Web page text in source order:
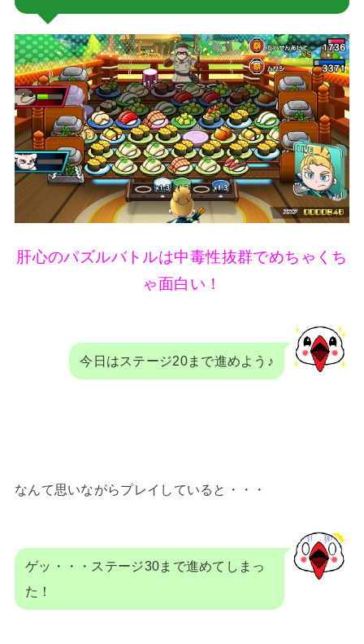
肝心のパズルバトルは中毒性抜群でめちゃくち
ゃ面白い！
今日はステージ20まで進めよう♪
なんて思いながらプレイしていると・・・
ゲッ・・・ステージ30まで進めてしまっ
た！